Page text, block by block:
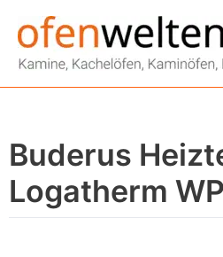
Inhalt
springen
Buderus
Logatherm